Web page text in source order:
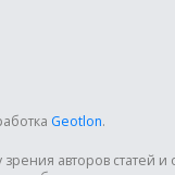
Geotlon.
авторов